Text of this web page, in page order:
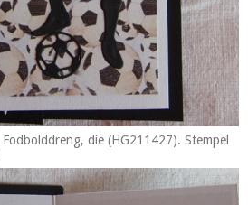
die (HG211427). Stempel